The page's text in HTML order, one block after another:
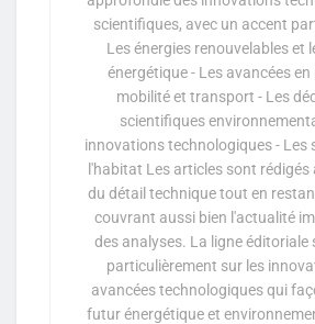
scientifiques, avec un accent
Les énergies renouvelables et
énergétique - Les avancées en
mobilité et transport - Les
scientifiques
innovations technologiques - Les
l'habitat Les articles sont rédigés
du détail technique tout en
couvrant aussi bien l'actualité
des analyses. La ligne éditoriale
particulièrement sur les
avancées technologiques qui
futur énergétique et